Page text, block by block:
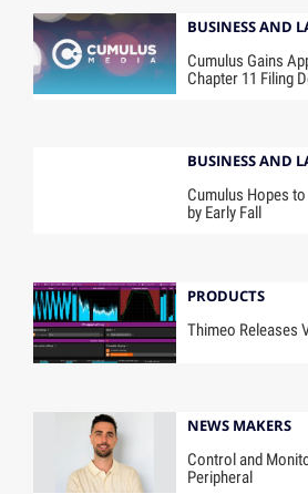
BUSINESS AND
Cumulus Gains
Chapter 11 Filing
BUSINESS AND
Cumulus Hopes
by Early Fall
PRODUCTS
Thimeo Releases
NEWS MAKERS
Control and
Peripheral